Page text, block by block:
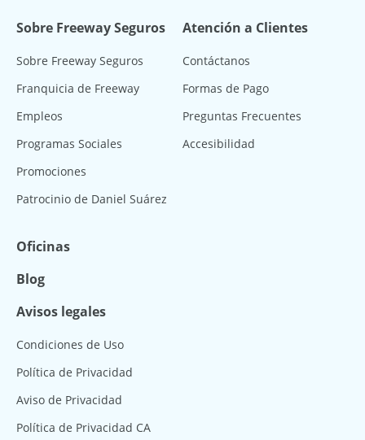
Sobre Freeway Seguros
Sobre Freeway Seguros
Franquicia de Freeway
Empleos
Programas Sociales
Promociones
Patrocinio de Daniel Suárez
Atención a Clientes
Contáctanos
Formas de Pago
Preguntas Frecuentes
Accesibilidad
Oficinas
Blog
Avisos legales
Condiciones de Uso
Política de Privacidad
Aviso de Privacidad
Política de Privacidad CA